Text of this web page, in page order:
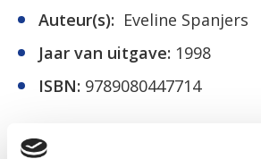
Auteur(s): Eveline Spanjers
Jaar van uitgave: 1998
ISBN: 9789080447714